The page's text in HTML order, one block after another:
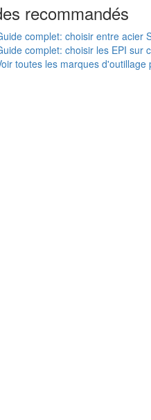
recommandés
complet: choisir entre acier
complet: choisir les EPI sur
toutes les marques d'outillage